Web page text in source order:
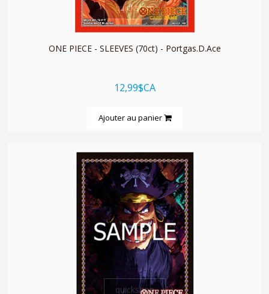
quickshop
ONE PIECE - SLEEVES (70ct) - Portgas.D.Ace
12,99$CA
Ajouter au panier
quickshop